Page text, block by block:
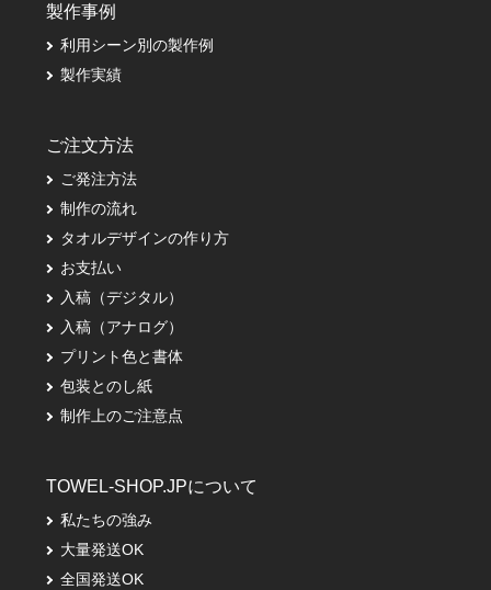
製作事例
利用シーン別の製作例
製作実績
ご注文方法
ご発注方法
制作の流れ
タオルデザインの作り方
お支払い
入稿（デジタル）
入稿（アナログ）
プリント色と書体
包装とのし紙
制作上のご注意点
TOWEL-SHOP.JPについて
私たちの強み
大量発送OK
全国発送OK